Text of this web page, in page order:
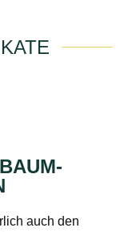
auch den